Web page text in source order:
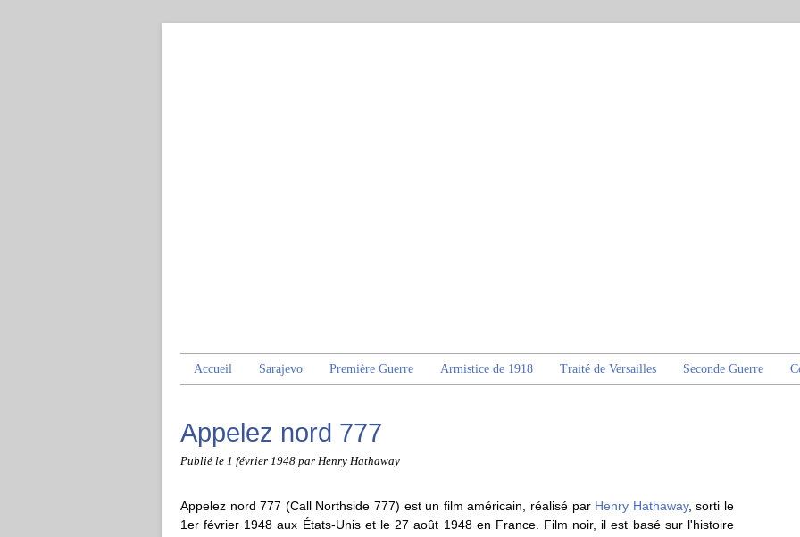
Accueil Sarajevo Première Guerre Armistice de 1918 Traité de Versailles Seconde Guerre
Appelez nord 777
Publié le 1 février 1948 par Henry Hathaway
Appelez nord 777 (Call Northside 777) est un film américain, réalisé par Henry Hathaway, sorti le
1er février 1948 aux États-Unis et le 27 août 1948 en France. Film noir, il est basé sur l'histoire